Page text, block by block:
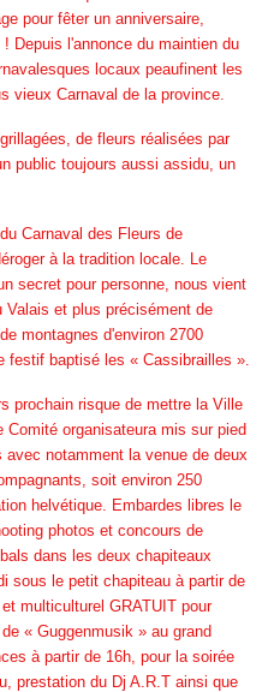
pour fêter un anniversaire,
Depuis l'annonce du maintien du
locaux peaufinent les
vieux Carnaval de la province.
de fleurs réalisées par
public toujours aussi assidu, un
Carnaval des Fleurs de
à la tradition locale. Le
secret pour personne, nous vient
et plus précisément de
montagnes d'environ 2700
baptisé les « Cassibrailles ».
prochain risque de mettre la Ville
organisateura mis sur pied
notamment la venue de deux
soit environ 250
helvétique. Embardes libres le
photos et concours de
dans les deux chapiteaux
sous le petit chapiteau à partir de
multiculturel GRATUIT pour
« Guggenmusik » au grand
à partir de 16h, pour la soirée
prestation du Dj A.R.T ainsi que